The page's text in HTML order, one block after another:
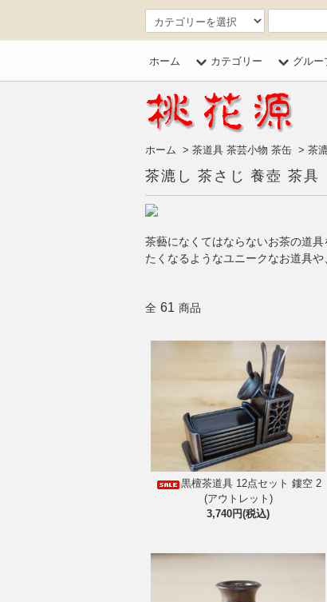
ホーム カテゴリー グルー
ホーム > 茶道具 茶芸小物 茶缶 > 茶
茶漉し 茶さじ 養壺 茶具
茶藝になくてはならないお茶の道
たくなるようなユニークなお道具や
全 61 商品
黒檀茶道具 12点セット 鏤空 2
(アウトレット)
3,740円(税込)